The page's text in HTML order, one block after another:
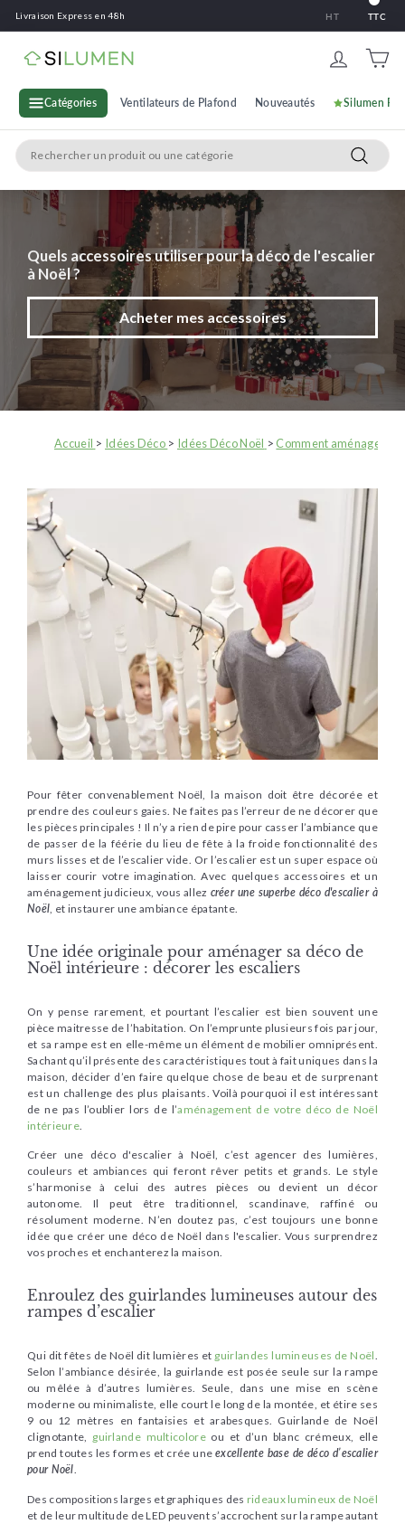
Livraison Express en 48h HT TTC
S
u
m
n
Catégories Ventilateurs de Plafond Nouveautés Silumen
Search
Quels accessoires utiliser pour la déco de l'escalier
Acheter mes accessoires
Accueil > Idées Déco > Idées Déco Noël > Comment aménager
Pour fêter convenablement Noël, la maison doit être décorée et
prendre des couleurs gaies. Ne faites pas l’erreur de ne décorer que
les pièces principales ! Il n’y a rien de pire pour casser l’ambiance que
de passer de la féérie du lieu de fête à la froide fonctionnalité des
murs lisses et de l’escalier vide. Or l’escalier est un super espace où
laisser courir votre imagination. Avec quelques accessoires et un
aménagement judicieux, vous allez créer une superbe déco d'escalier à
Noël, et instaurer une ambiance épatante.
Une idée originale pour aménager sa déco de
Noël intérieure : décorer les escaliers
On y pense rarement, et pourtant l’escalier est bien souvent une
pièce maitresse de l’habitation. On l’emprunte plusieurs fois par jour,
et sa rampe est en elle-même un élément de mobilier omniprésent.
Sachant qu’il présente des caractéristiques tout à fait uniques dans la
maison, décider d’en faire quelque chose de beau et de surprenant
est un challenge des plus plaisants. Voilà pourquoi il est intéressant
de ne pas l’oublier lors de l’aménagement de votre déco de Noël
intérieure.
Créer une déco d'escalier à Noël, c’est agencer des lumières,
couleurs et ambiances qui feront rêver petits et grands. Le style
s’harmonise à celui des autres pièces ou devient un décor
autonome. Il peut être traditionnel, scandinave, raffiné ou
résolument moderne. N’en doutez pas, c’est toujours une bonne
idée que créer une déco de Noël dans l'escalier. Vous surprendrez
vos proches et enchanterez la maison.
Enroulez des guirlandes lumineuses autour des
rampes d’escalier
Qui dit fêtes de Noël dit lumières et guirlandes lumineuses de Noël.
Selon l’ambiance désirée, la guirlande est posée seule sur la rampe
ou mêlée à d’autres lumières. Seule, dans une mise en scène
moderne ou minimaliste, elle court le long de la montée, et étire ses
9 ou 12 mètres en fantaisies et arabesques. Guirlande de Noël
clignotante, guirlande multicoloreou et d’un blanc crémeux, elle
prend toutes les formes et crée une excellente base de déco d’escalier
pour Noël.
Des compositions larges et graphiques des rideaux lumineux de Noël
et de leur multitude de LED peuvent s’accrochent sur la rampe autant